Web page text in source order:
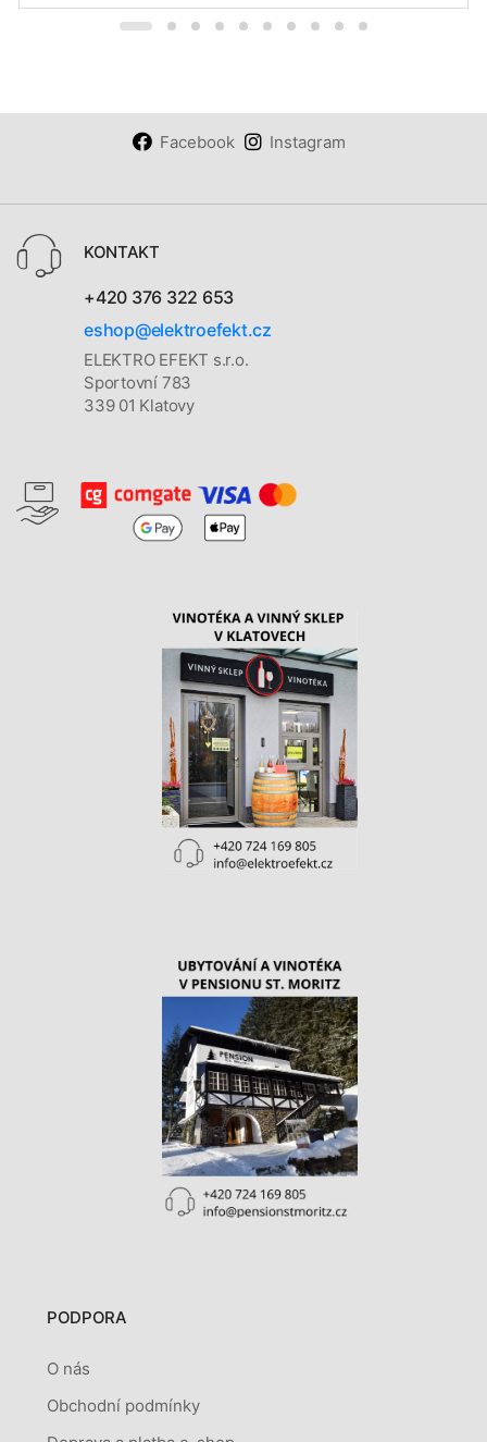
Facebook Instagram
KONTAKT
+420 376 322 653
eshop@elektroefekt.cz
ELEKTRO EFEKT s.r.o.
Sportovní 783
339 01 Klatovy
PODPORA
O nás
Obchodní podmínky